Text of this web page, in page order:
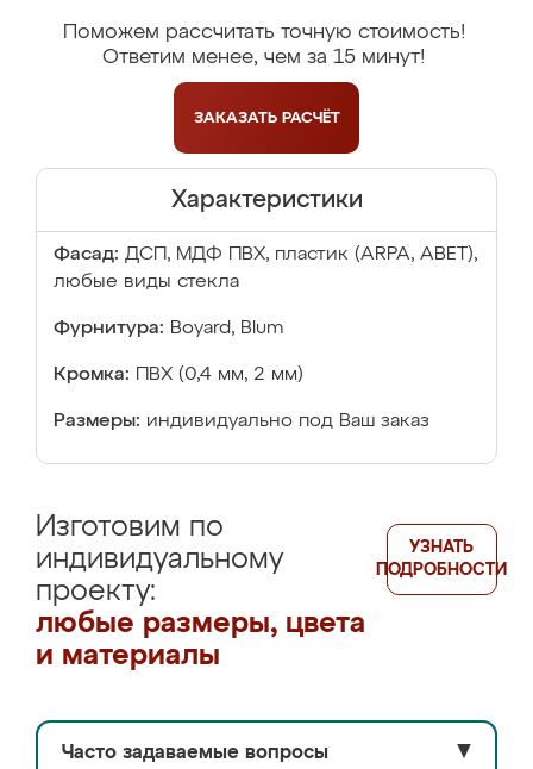
Поможем рассчитать точную стоимость!
Ответим менее, чем за 15 минут!
ЗАКАЗАТЬ РАСЧЁТ
Характеристики
Фасад: ДСП, МДФ ПВХ, пластик (ARPA, ABET),
любые виды стекла
Фурнитура: Boyard, Blum
Кромка: ПВХ (0,4 мм, 2 мм)
Размеры: индивидуально под Ваш заказ
Изготовим по
индивидуальному
проекту:
любые размеры, цвета
и материалы
УЗНАТЬ
ПОДРОБНОСТИ
Часто задаваемые вопросы ▼